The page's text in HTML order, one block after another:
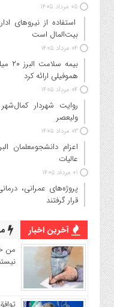
۰۵ مرداد ۱۴۰۵
استفاده از نیروهای
بیت‌المال است
۰۴ مرداد ۱۴۰۵
هموفیلی ارائه کرد
۰۴ مرداد ۱۴۰۵
روایت شهردار
ولیعصر
۰۳ مرداد ۱۴۰۵
عالیات
۰۱ مرداد ۱۴۰۵
پروژه‌های عمرانی،
قرار گرفتند
آخرین اخبار
من